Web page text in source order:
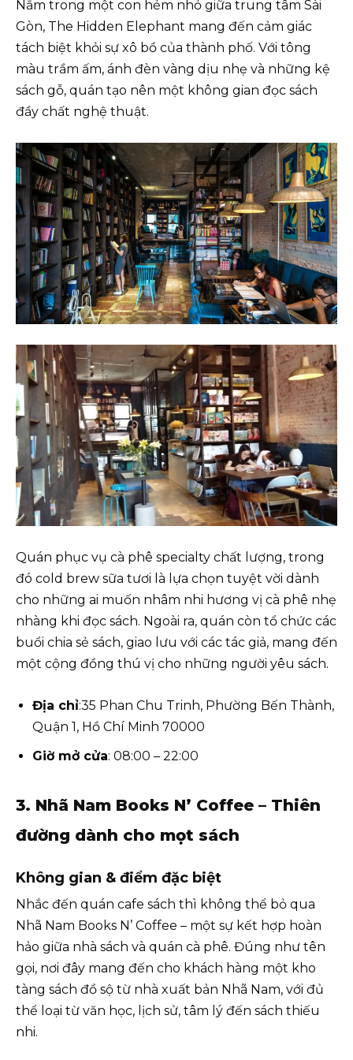
Nằm trong một con hẻm nhỏ giữa trung tâm Sài
Gòn, The Hidden Elephant mang đến cảm giác
tách biệt khỏi sự xô bồ của thành phố. Với tông
màu trầm ấm, ánh đèn vàng dịu nhẹ và những kệ
sách gỗ, quán tạo nên một không gian đọc sách
đầy chất nghệ thuật.
Quán phục vụ cà phê specialty chất lượng, trong
đó cold brew sữa tươi là lựa chọn tuyệt vời dành
cho những ai muốn nhâm nhi hương vị cà phê nhẹ
nhàng khi đọc sách. Ngoài ra, quán còn tổ chức các
buổi chia sẻ sách, giao lưu với các tác giả, mang đến
một cộng đồng thú vị cho những người yêu sách.
Địa chỉ:35 Phan Chu Trinh, Phường Bến Thành,
Quận 1, Hồ Chí Minh 70000
Giờ mở cửa: 08:00 – 22:00
3. Nhã Nam Books N’ Coffee – Thiên
đường dành cho mọt sách
Không gian & điểm đặc biệt
Nhắc đến quán cafe sách thì không thể bỏ qua
Nhã Nam Books N’ Coffee – một sự kết hợp hoàn
hảo giữa nhà sách và quán cà phê. Đúng như tên
gọi, nơi đây mang đến cho khách hàng một kho
tàng sách đồ sộ từ nhà xuất bản Nhã Nam, với đủ
thể loại từ văn học, lịch sử, tâm lý đến sách thiếu
nhi.